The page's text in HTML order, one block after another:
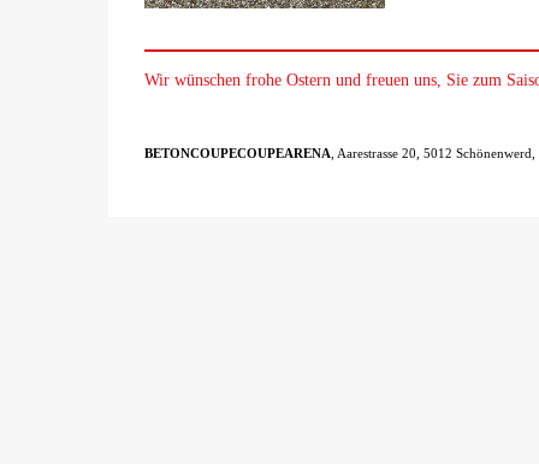
Wir wünschen frohe Ostern und freuen uns, Sie zum
BETONCOUPECOUPEARENA , Aarestrasse 20, 5012 Schönenwerd,